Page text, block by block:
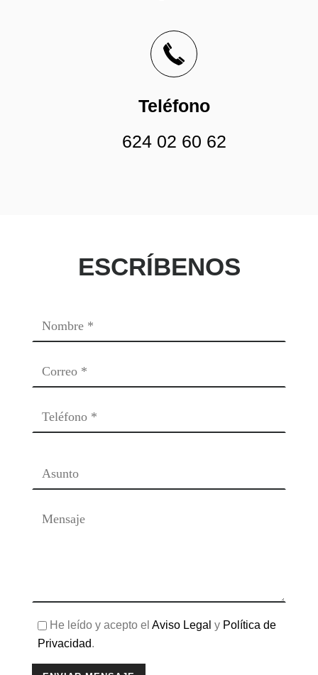
Teléfono
624 02 60 62
ESCRÍBENOS
He leído y acepto el Aviso Legal y Política de
Privacidad.